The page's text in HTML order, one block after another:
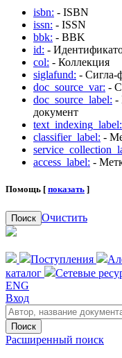
isbn: - ISBN
issn: - ISSN
bbk: - BBK
id: -
col: - Коллекция
siglafund: - Сигла-
doc_source_var: -
doc_source_label: -
документ
text_indexing_label:
classifier_label: -
access_label: -
Помощь [ показать ]
Поиск Очистить
Поступления
каталог
Сетевые
ENG
Вход
Поиск
Расширенный поиск